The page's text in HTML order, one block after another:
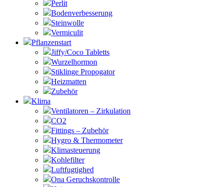
Perlit
Bodenverbesserung
Steinwolle
Vermiculit
Pflanzenstart
Jiffy/Coco Tabletts
Wurzelhormon
Stiklinge Propogator
Heizmatten
Zubehör
Klima
Ventilatoren – Zirkulation
CO2
Fittings – Zubehör
Hygro & Thermometer
Klimasteuerung
Kohlefilter
Luftfugtighed
Ona Geruchskontrolle